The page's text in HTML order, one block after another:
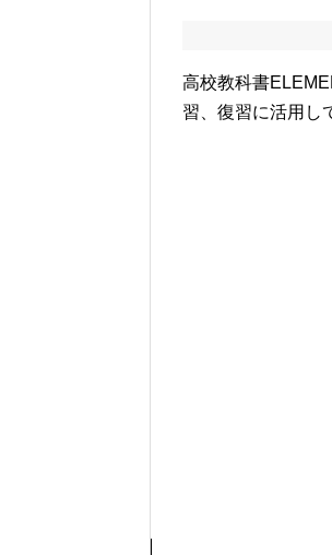
高校教科書
習、復習に活用し